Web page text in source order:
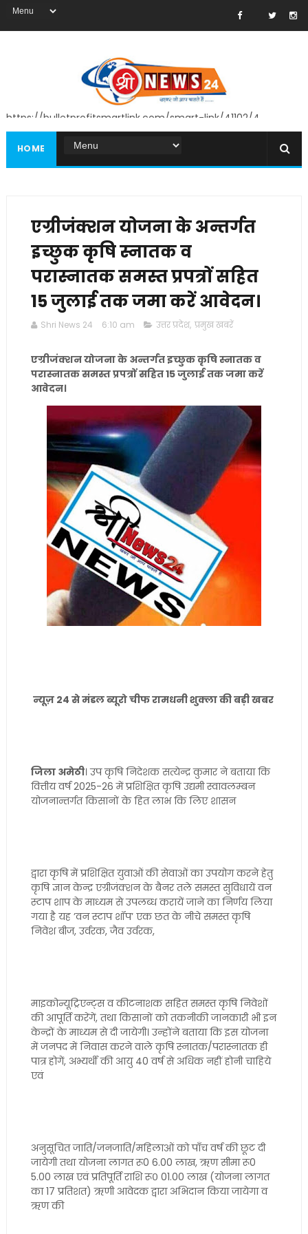
https://bulletprofitsmartlink.com/smart-link/41102/4
HOME
एग्रीजंक्शन योजना के अन्तर्गत
इच्छुक कृषि स्नातक व
परास्नातक समस्त प्रपत्रों सहित
15 जुलाई तक जमा करें आवेदन।
Shri News 24 6:10 am उत्तर प्रदेश, प्रमुख खबरें
एग्रीजंक्शन योजना के अन्तर्गत इच्छुक कृषि स्नातक व
परास्नातक समस्त प्रपत्रों सहित 15 जुलाई तक जमा करें
आवेदन।
न्यूज़ 24 से मंडल ब्यूरो चीफ रामधनी शुक्ला की बड़ी खबर
जिला अमेठी। उप कृषि निदेशक सत्येन्द्र कुमार ने बताया कि
वित्तीय वर्ष 2025-26 में प्रशिक्षित कृषि उद्यमी स्वावलम्बन
योजनान्तर्गत किसानों के हित लाभ कि लिए शासन
द्वारा कृषि में प्रशिक्षित युवाओं की सेवाओं का उपयोग करने हेतु
कृषि ज्ञान केन्द्र एग्रीजंक्शन के बैनर तले समस्त सुविधायें वन
स्टाप शाप के माध्यम से उपलब्ध करायें जाने का निर्णय लिया
गया है यह ’वन स्टाप शॉप’ एक छत के नीचे समस्त कृषि
निवेश बीज, उर्वरक, जैव उर्वरक,
माइकोन्यूट्रिएन्ट्स व कीटनाशक सहित समस्त कृषि निवेशों
की आपूर्ति करेंगें, तथा किसानों को तकनीकी जानकारी भी इन
केन्द्रों के माध्यम से दी जायेगी। उन्होंने बताया कि इस योजना
में जनपद में निवास करने वाले कृषि स्नातक/परास्नातक ही
पात्र होगें, अभ्यर्थी की आयु 40 वर्ष से अधिक नहीं होनी चाहिये
एवं
अनुसूचित जाति/जनजाति/महिलाओं को पाँच वर्ष की छूट दी
जायेगी तथा योजना लागत रू0 6.00 लाख, ऋण सीमा रू0
5.00 लाख एवं प्रतिपूर्ति राशि रू० 01.00 लाख (योजना लागत
का 17 प्रतिशत) ऋणी आवेदक द्वारा अभिदान किया जायेगा व
ऋण की